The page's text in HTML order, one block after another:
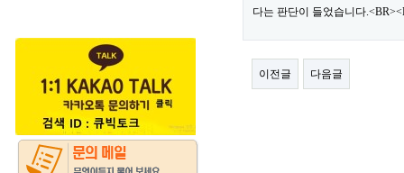
다는 판단이 들었습니다
이전글 다음글